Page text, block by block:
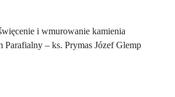
i wmurowanie kamienia
Parafialny – ks. Prymas Józef Glemp